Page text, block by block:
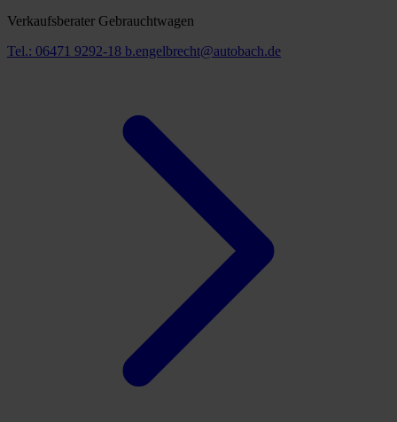
Verkaufsberater Gebrauchtwagen
Tel.: 06471 9292-18 b.engelbrecht@autobach.de